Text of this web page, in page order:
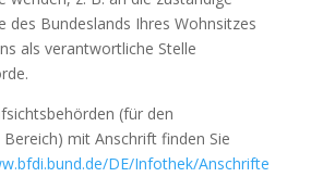
des Bundeslands Ihres Wohnsitzes
als verantwortliche Stelle
(für den
mit Anschrift finden Sie
DE/Infothek/Anschrifte